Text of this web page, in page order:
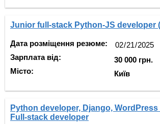
Junior full-stack Python-JS developer
Дата розміщення резюме:
Зарплата від:
Місто:
30 000 грн.
Київ
Python developer, Django,
Full-stack developer